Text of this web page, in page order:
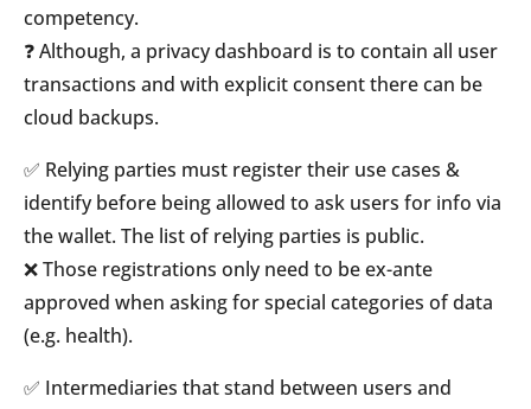
competency.
❓ Although, a privacy dashboard is to contain all user
transactions and with explicit consent there can be
cloud backups.
✅ Relying parties must register their use cases &
identify before being allowed to ask users for info via
the wallet. The list of relying parties is public.
❌ Those registrations only need to be ex-ante
approved when asking for special categories of data
(e.g. health).
✅ Intermediaries that stand between users and